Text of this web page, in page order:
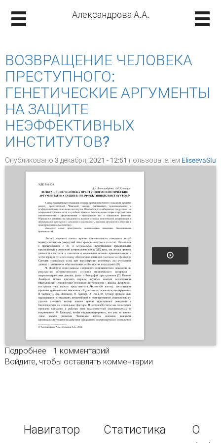
Александрова А.А.
ВОЗВРАЩЕНИЕ ЧЕЛОВЕКА
ПРЕСТУПНОГО:
ГЕНЕТИЧЕСКИЕ АРГУМЕНТЫ
НА ЗАЩИТЕ
НЕЭФФЕКТИВНЫХ
ИНСТИТУТОВ?
Опубликовано 3 декабря, 2021 - 12:51 пользователем EliseevaSIu
Подробнее о ВОЗВРАЩЕНИЕ ЧЕЛОВЕКА ПРЕСТУПНОГО:
ГЕНЕТИЧЕСКИЕ АРГУМЕНТЫ НА ЗАЩИТЕ
1 комментарий
Войдите, чтобы оставлять комментарии
Навигатор
Статистика
О